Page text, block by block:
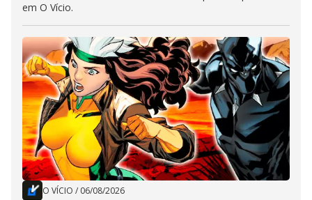
em O Vício.
O VÍCIO / 06/08/2026